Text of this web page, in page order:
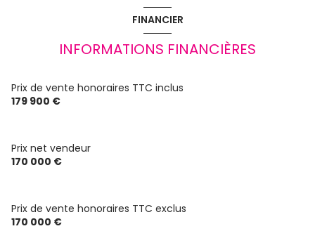
Chauffage collectif : radiateur (gaz)
Chauffage individuel : poêle (granules)
2 étage(s)
terrasse
FINANCIER
INFORMATIONS FINANCIÈRES
Prix de vente honoraires TTC inclus
179 900 €
Prix net vendeur
170 000 €
Prix de vente honoraires TTC exclus
170 000 €